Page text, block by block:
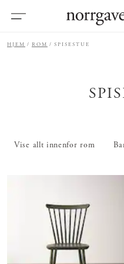
HJEM ROM SPISESTUE
Vise allt innenfor rom